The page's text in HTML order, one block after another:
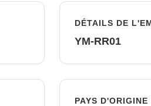
DÉTAILS DE
YM-RR01
PAYS D'ORIGINE